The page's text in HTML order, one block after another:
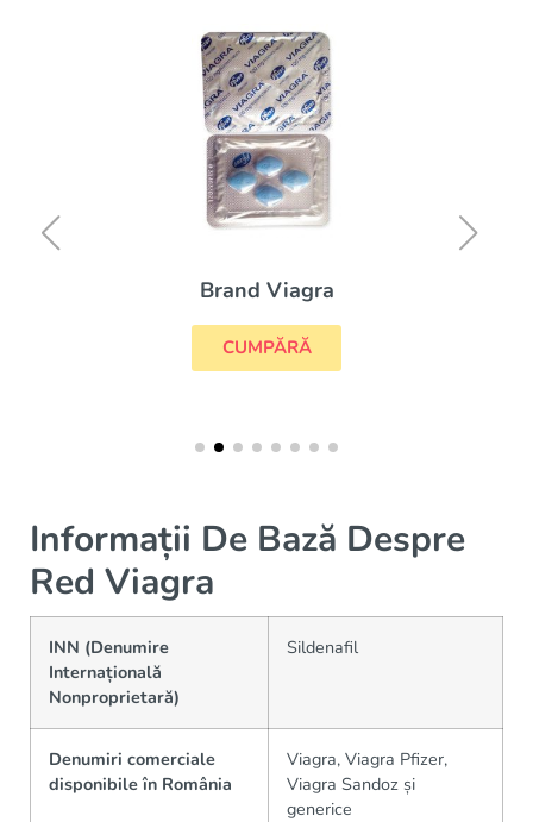
Brand Viagra
CUMPĂRĂ
Informații De Bază Despre
Red Viagra
INN (Denumire
Internațională
Nonproprietară)
Sildenafil
Denumiri comerciale
disponibile în România
Viagra, Viagra Pfizer,
Viagra Sandoz și
generice